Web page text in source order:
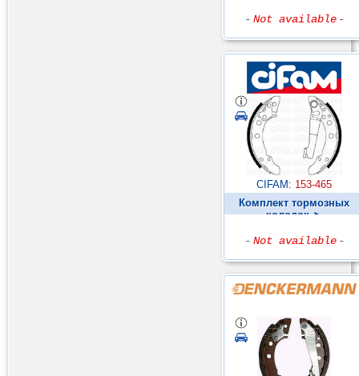
- Not available -
CIFAM: 153-465
Комплект тормозных
колодок ►
- Not available -